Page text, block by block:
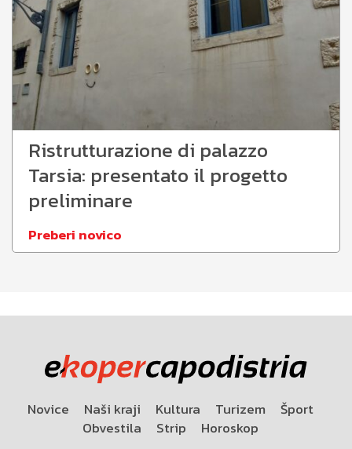
Ristrutturazione di palazzo
Tarsia: presentato il progetto
preliminare
Preberi novico
Novice Naši kraji Kultura Turizem
Šport
Obvestila
Strip Horoskop